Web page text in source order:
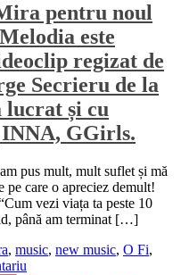
pentru noul
este
regizat de
Secrieru de la
lucrat și cu
INNA, GGirls.
pus mult, mult suflet și mă
care o apreciez demult!
vezi viața ta peste 10
până am terminat […]
, music, new music, O Fi,